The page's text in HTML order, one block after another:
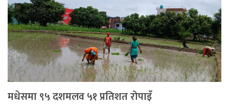
मधेसमा ९५ दशमलव ५१ प्रतिशत रोपाइँ